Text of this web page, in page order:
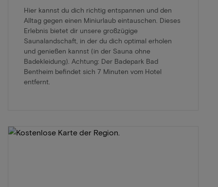
Hier kannst du dich richtig entspannen und den
Alltag gegen einen Miniurlaub eintauschen. Dieses
Erlebnis bietet dir unsere großzügige
Saunalandschaft, in der du dich optimal erholen
und genießen kannst (in der Sauna ohne
Badekleidung). Achtung: Der Badepark Bad
Bentheim befindet sich 7 Minuten vom Hotel
entfernt.